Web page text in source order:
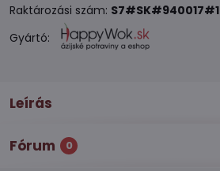
Raktározási szám: S7#SK#940017#1
Gyártó:
Leírás
Fórum 0